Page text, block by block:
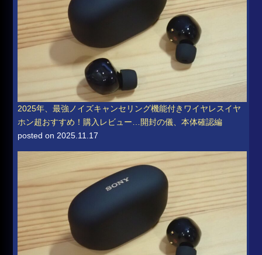
2025年、最強ノイズキャンセリング機能付きワイヤレスイヤ
ホン超おすすめ！購入レビュー…開封の儀、本体確認編
posted on 2025.11.17